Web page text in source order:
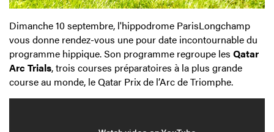
Dimanche 10 septembre, l'hippodrome ParisLongchamp
vous donne rendez-vous une pour date incontournable du
programme hippique.Son programme regroupe les Qatar
Arc Trials, trois courses préparatoires à la plus grande
course au monde, le Qatar Prix de l’Arc de Triomphe.